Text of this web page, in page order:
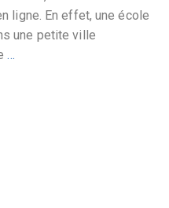
ligne. En effet, une école
une petite ville
…